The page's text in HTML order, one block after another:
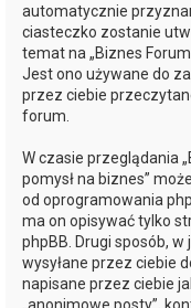
automatycznie
ciasteczko zostanie
temat na „Biznes
Jest ono używane do
przez ciebie
forum.
W czasie przeglądania
pomysł na biznes”
od oprogramowania
ma on opisywać tylko
phpBB. Drugi sposób,
wysyłane przez ciebie
napisane przez ciebie
„anonimowe posty”,